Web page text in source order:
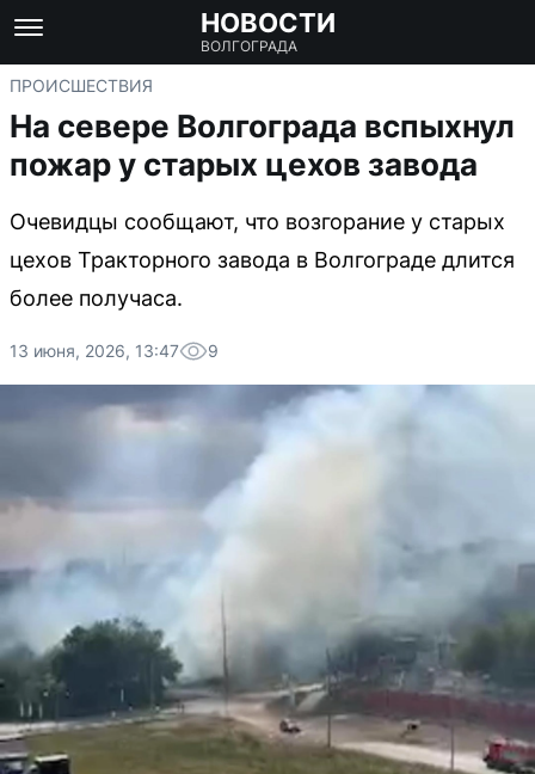
НОВОСТИ
ВОЛГОГРАДА
ПРОИСШЕСТВИЯ
На севере Волгограда вспыхнул
пожар у старых цехов завода
Очевидцы сообщают, что возгорание у старых
цехов Тракторного завода в Волгограде длится
более получаса.
13 июня, 2026, 13:47 9